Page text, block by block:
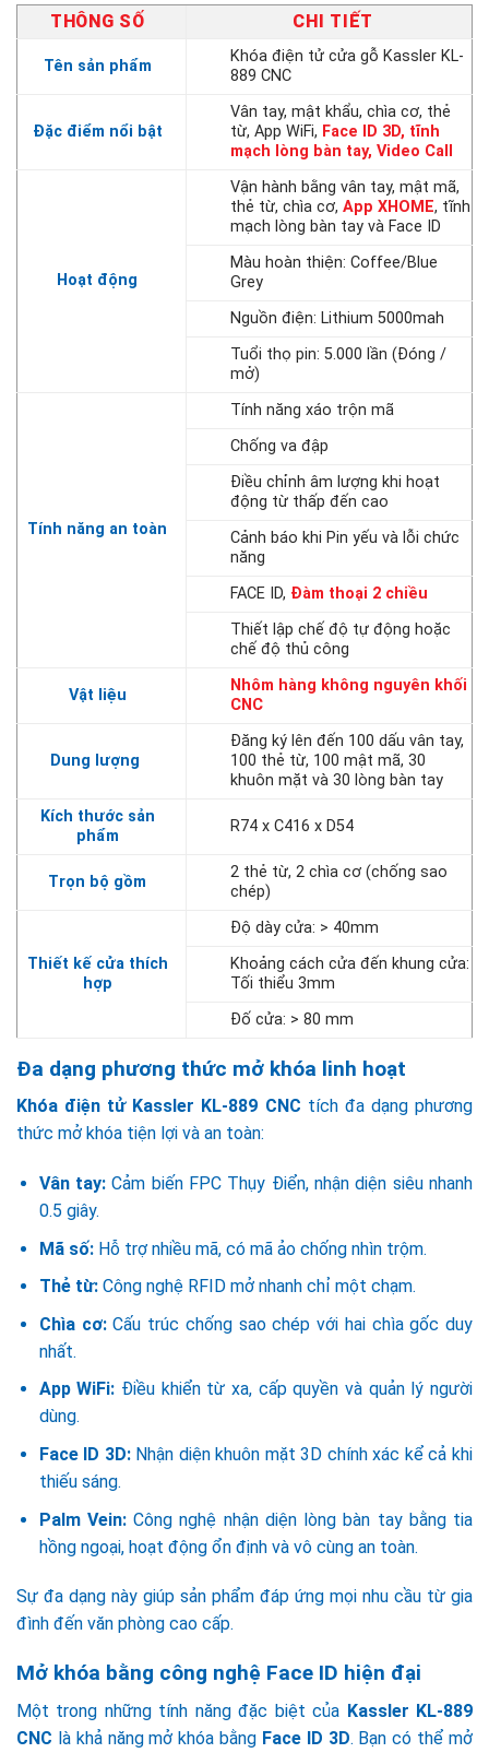
THÔNG SỐ CHI TIẾT
Tên sản phẩm
Khóa điện tử cửa gỗ Kassler KL-
889 CNC
Đặc điểm nổi bật
Vân tay, mật khẩu, chìa cơ, thẻ
từ, App WiFi, Face ID 3D, tĩnh
mạch lòng bàn tay, Video Call
Hoạt động
Vận hành bằng vân tay, mật mã,
thẻ từ, chìa cơ, App XHOME, tĩnh
mạch lòng bàn tay và Face ID
Màu hoàn thiện: Coffee/Blue
Grey
Nguồn điện: Lithium 5000mah
Tuổi thọ pin: 5.000 lần (Đóng /
mở)
Tính năng an toàn
Tính năng xáo trộn mã
Chống va đập
Điều chỉnh âm lượng khi hoạt
động từ thấp đến cao
Cảnh báo khi Pin yếu và lỗi chức
năng
FACE ID, Đàm thoại 2 chiều
Thiết lập chế độ tự động hoặc
chế độ thủ công
Vật liệu
Nhôm hàng không nguyên khối
CNC
Dung lượng
Đăng ký lên đến 100 dấu vân tay,
100 thẻ từ, 100 mật mã, 30
khuôn mặt và 30 lòng bàn tay
Kích thước sản
phẩm
R74 x C416 x D54
Trọn bộ gồm
2 thẻ từ, 2 chìa cơ (chống sao
chép)
Thiết kế cửa thích
hợp
Độ dày cửa: > 40mm
Khoảng cách cửa đến khung cửa:
Tối thiểu 3mm
Đố cửa: > 80 mm
Đa dạng phương thức mở khóa linh hoạt
Khóa điện tử Kassler KL-889 CNC tích đa dạng phương
thức mở khóa tiện lợi và an toàn:
Vân tay: Cảm biến FPC Thụy Điển, nhận diện siêu nhanh
0.5 giây.
Mã số:Hỗ trợ nhiều mã, có mã ảo chống nhìn trộm.
Thẻ từ:Công nghệ RFID mở nhanh chỉ một chạm.
Chìa cơ:Cấu trúc chống sao chép với hai chìa gốc duy
nhất.
App WiFi: Điều khiển từ xa, cấp quyền và quản lý người
dùng.
Face ID 3D:Nhận diện khuôn mặt 3D chính xác kể cả khi
thiếu sáng.
Palm Vein: Công nghệ nhận diện lòng bàn tay bằng tia
hồng ngoại, hoạt động ổn định và vô cùng an toàn.
Sự đa dạng này giúp sản phẩm đáp ứng mọi nhu cầu từ gia
đình đến văn phòng cao cấp.
Mở khóa bằng công nghệ Face ID hiện đại
Một trong những tính năng đặc biệt của Kassler KL-889
CNC là khả năng mở khóa bằng Face ID 3D. Bạn có thể mở